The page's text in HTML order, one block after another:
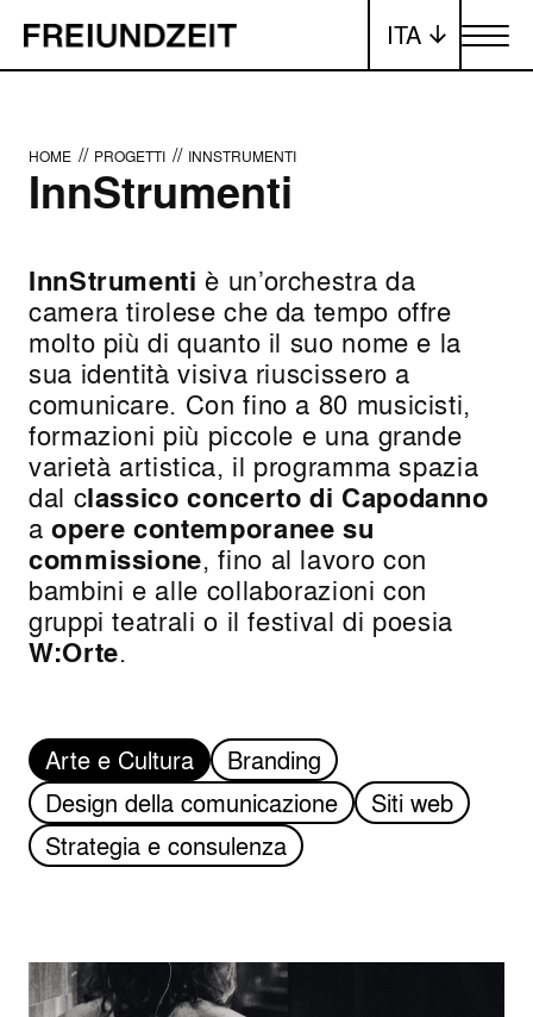
ITA Attiva/
HOME // PROGETTI // INNSTRUMENTI
InnStrumenti
InnStrumenti è un’orchestra da
camera tirolese che da tempo offre
molto più di quanto il suo nome e la
sua identità visiva riuscissero a
comunicare. Con fino a 80 musicisti,
formazioni più piccole e una grande
varietà artistica, il programma spazia
dal classico concerto di Capodanno
aopere contemporanee su
commissione, fino al lavoro con
bambini e alle collaborazioni con
gruppi teatrali o il festival di poesia
W:Orte.
Arte e Cultura
Branding
Design della comunicazione
Siti web
Strategia e consulenza